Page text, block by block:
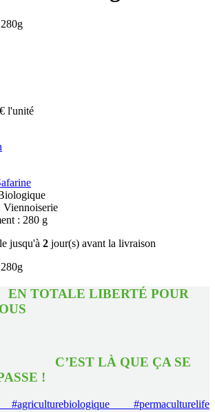
l'unité
Viennoiserie
: 280 g
jusqu'à 2 jour(s) avant la livraison
LIBERTÉ POUR
LÀ QUE ÇA SE
!